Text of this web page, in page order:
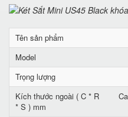
Tên sản phẩm
Model
Trọng lượng
Kích thước ngoài ( C * R
* S ) mm